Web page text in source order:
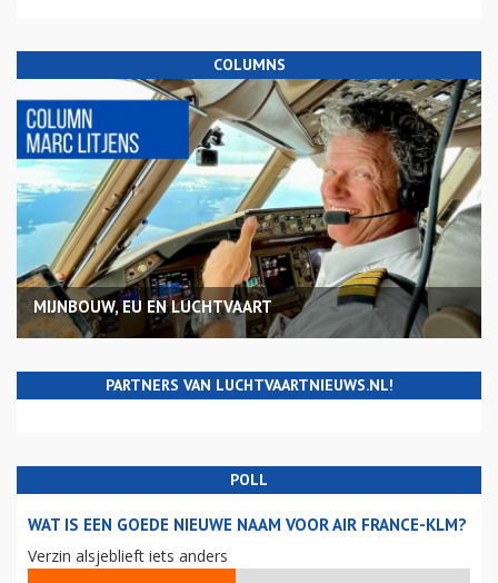
COLUMNS
MIJNBOUW, EU EN LUCHTVAART
PARTNERS VAN LUCHTVAARTNIEUWS.NL!
POLL
WAT IS EEN GOEDE NIEUWE NAAM VOOR AIR FRANCE-KLM?
Verzin alsjeblieft iets anders